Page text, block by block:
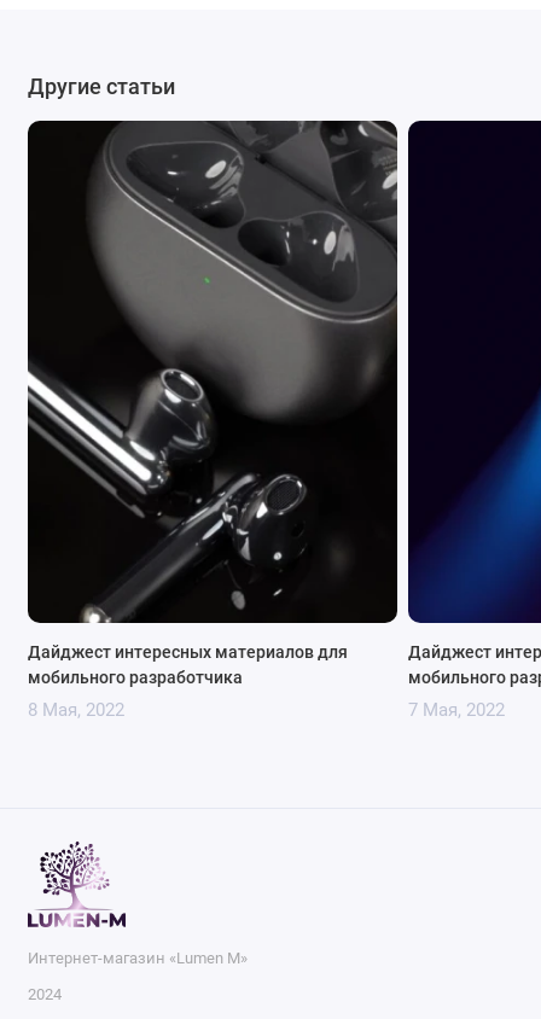
Другие статьи
Дайджест интересных материалов для
мобильного разработчика
8 Мая, 2022
Дайджест
мобильного
7 Мая, 2022
Интернет-магазин «Lumen M»
2024